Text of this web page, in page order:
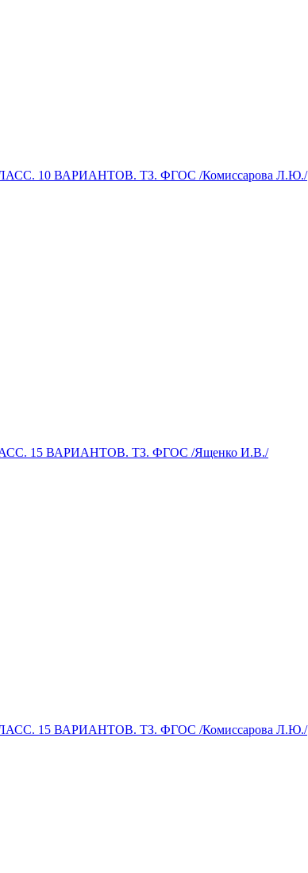
10 ВАРИАНТОВ. ТЗ. ФГОС /Комиссарова Л.Ю./
15 ВАРИАНТОВ. ТЗ. ФГОС /Ященко И.В./
15 ВАРИАНТОВ. ТЗ. ФГОС /Комиссарова Л.Ю./